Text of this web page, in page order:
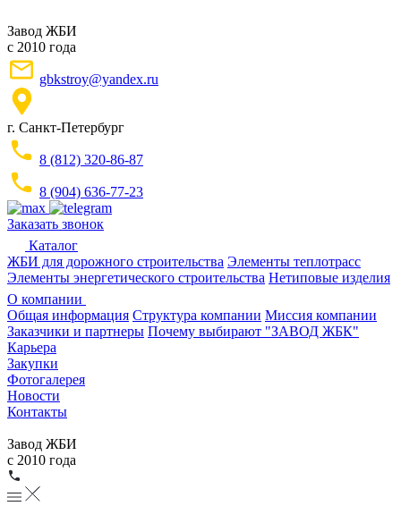
Завод ЖБИ
с 2010 года
gbkstroy@yandex.ru
г. Санкт-Петербург
8 (812) 320-86-87
8 (904) 636-77-23
Заказать звонок
Каталог
ЖБИ для дорожного строительства Элементы теплотрасс
Элементы энергетического строительства Нетиповые изделия
О компании
Общая информация Структура компании Миссия компании
Заказчики и партнеры Почему выбирают "ЗАВОД ЖБК"
Карьера
Закупки
Фотогалерея
Новости
Контакты
Завод ЖБИ
с 2010 года